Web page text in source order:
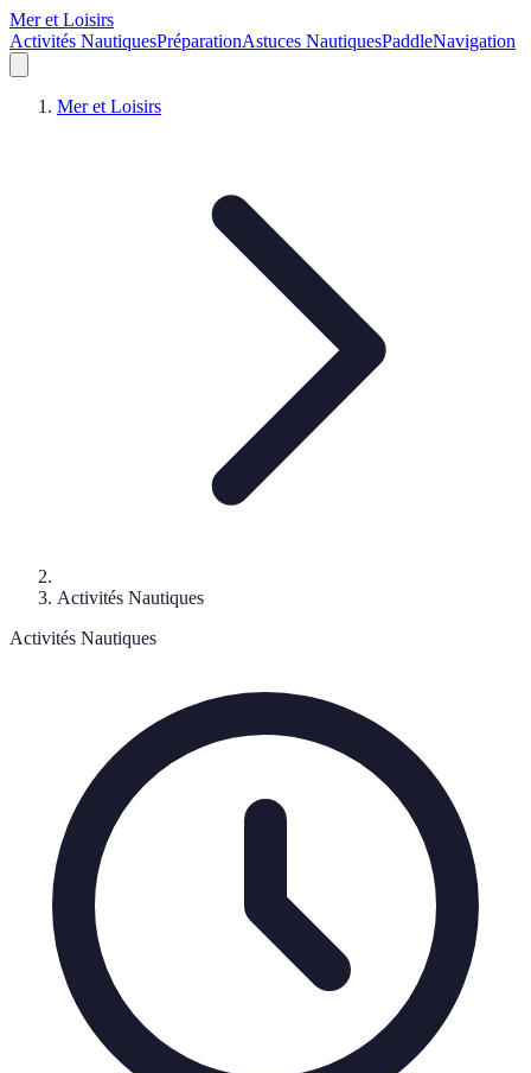
Mer et Loisirs
Activités NautiquesPréparationAstuces NautiquesPaddleNavigation
Mer et Loisirs
Activités Nautiques
Activités Nautiques